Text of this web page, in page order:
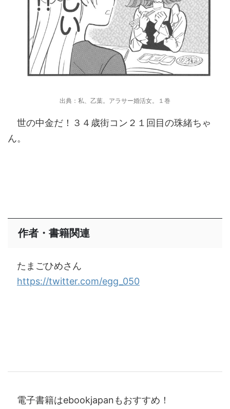
出典：私、乙葉。アラサー婚活女。１巻
世の中金だ！３４歳街コン２１回目の珠緒ちゃ
ん。
作者・書籍関連
たまごひめさん
https://twitter.com/egg_050
電子書籍はebookjapanもおすすめ！